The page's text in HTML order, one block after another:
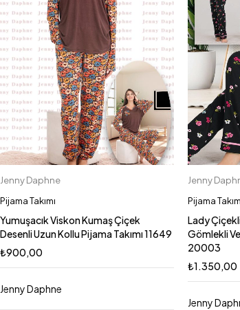
Jenny Daphne
Pijama Takımı
Yumuşacık Viskon Kumaş Çiçek
Desenli Uzun Kollu Pijama Takımı 11649
₺900,00
Jenny Daphne
Jenny
Pijama
Lady
Gömlekli Ve
20003
₺1.350,00
Jenny